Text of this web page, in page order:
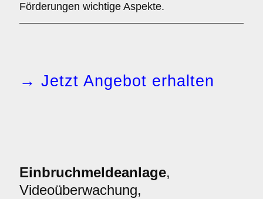
Förderungen wichtige Aspekte.
→ Jetzt Angebot erhalten
Einbruchmeldeanlage,
Videoüberwachung,